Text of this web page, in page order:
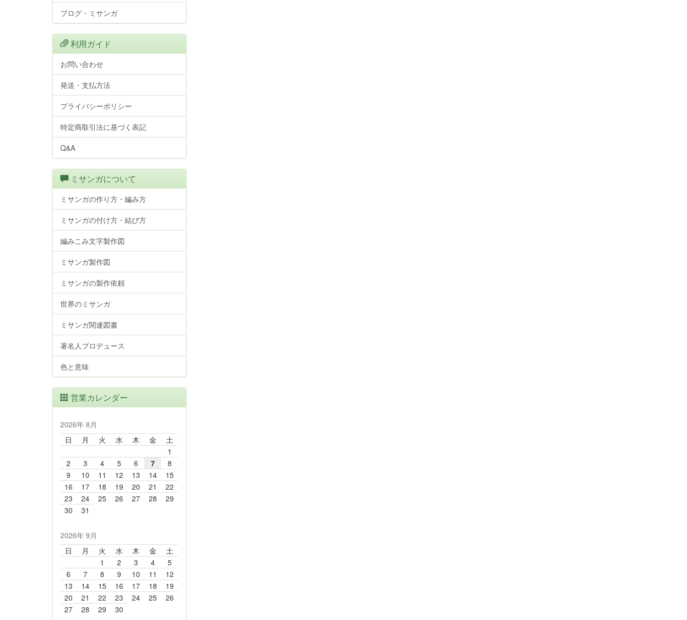
ブログ・ミサンガ
利用ガイド
お問い合わせ
発送・支払方法
プライバシーポリシー
特定商取引法に基づく表記
Q&A
ミサンガについて
ミサンガの作り方・編み方
ミサンガの付け方・結び方
編みこみ文字製作図
ミサンガ製作図
ミサンガの製作依頼
世界のミサンガ
ミサンガ関連図書
著名人プロデュース
色と意味
営業カレンダー
2026年 8月
日
月 火 水 木 金
土
1
2
3 4 5 6 7
8
9
10 11 12 13 14
15
16
17 18 19 20 21
22
23
24 25 26 27 28
29
30
31
2026年 9月
日
月 火 水 木 金
土
1
2 3 4
5
6
7 8 9 10 11
12
13
14 15 16 17 18
19
20
21 22 23 24 25
26
27
28 29 30